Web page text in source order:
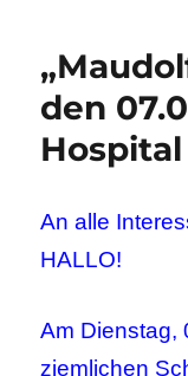
den
Hospital
An alle
HALLO!
Am Dienstag,
ziemlichen